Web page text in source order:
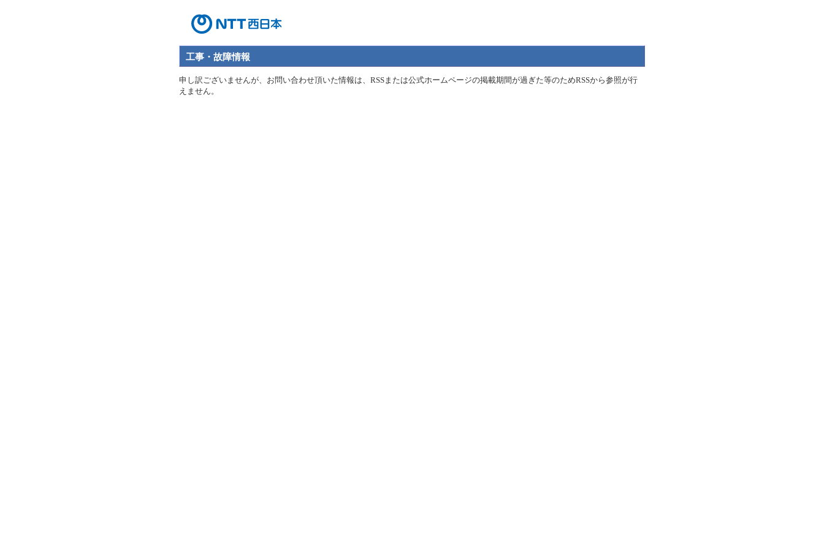
工事・故障情報
申し訳ございませんが、お問い合わせ頂いた情報は、RSSまたは公式ホームページの掲載期間が過ぎた等のためRSSから参照が行
えません。